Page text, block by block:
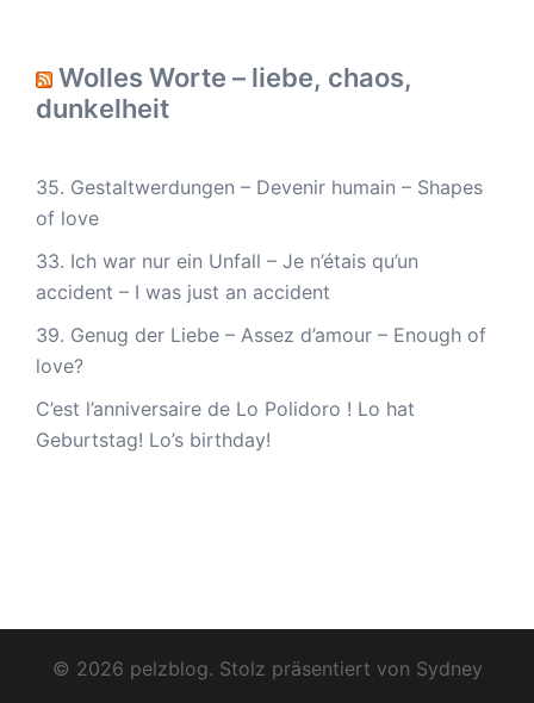
Wolles Worte – liebe, chaos,
dunkelheit
35. Gestaltwerdungen – Devenir humain – Shapes
of love
33. Ich war nur ein Unfall – Je n’étais qu’un
accident – I was just an accident
39. Genug der Liebe – Assez d’amour – Enough of
love?
C’est l’anniversaire de Lo Polidoro ! Lo hat
Geburtstag! Lo’s birthday!
© 2026 pelzblog. Stolz präsentiert von Sydney